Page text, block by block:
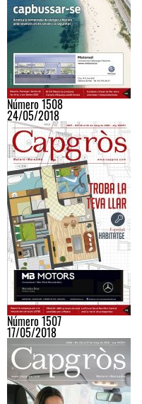
Número 1508
24/05/2018
Número 1507
17/05/2018